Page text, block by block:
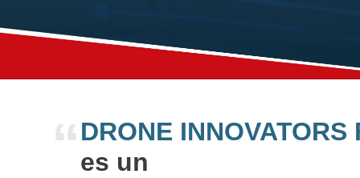
“ DRONE INNOVATORS
es un